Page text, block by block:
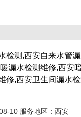
检测,西安自来水管
漏水检测维修,西安
修,西安卫生间漏水
10 服务地区：西安